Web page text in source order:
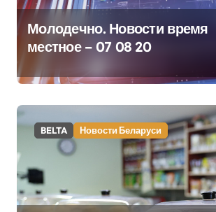
Молодечно. Новости время
местное – 07 08 20
BELTA Новости Беларуси